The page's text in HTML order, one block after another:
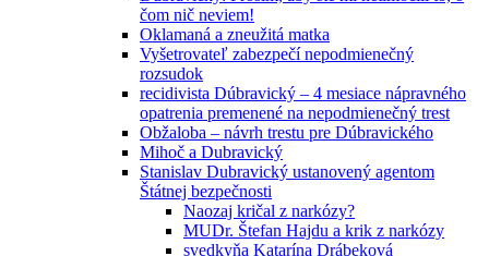
čom nič neviem!
Oklamaná a zneužitá matka
Vyšetrovateľ zabezpečí nepodmienečný
rozsudok
recidivista Dúbravický – 4 mesiace nápravného
opatrenia premenené na nepodmienečný trest
Obžaloba – návrh trestu pre Dúbravického
Mihoč a Dubravický
Stanislav Dubravický ustanovený agentom
Štátnej bezpečnosti
Naozaj kričal z narkózy?
MUDr. Štefan Hajdu a krik z narkózy
svedkyňa Katarína Drábeková